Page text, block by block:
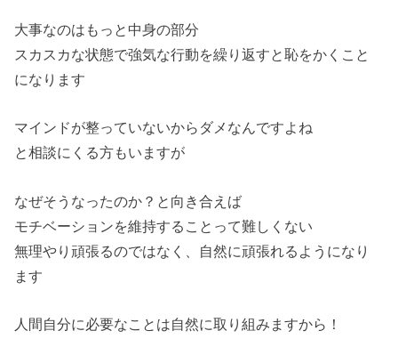
大事なのはもっと中身の部分
スカスカな状態で強気な行動を繰り返すと恥をかくこと
になります
マインドが整っていないからダメなんですよね
と相談にくる方もいますが
なぜそうなったのか？と向き合えば
モチベーションを維持することって難しくない
無理やり頑張るのではなく、自然に頑張れるようになり
ます
人間自分に必要なことは自然に取り組みますから！